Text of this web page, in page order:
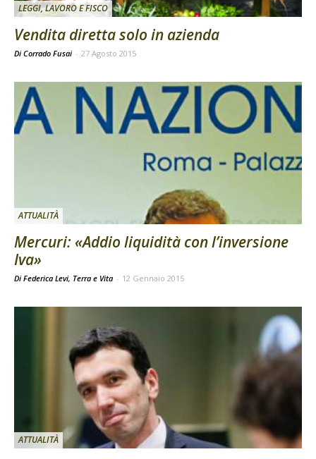
LEGGI, LAVORO E FISCO
Vendita diretta solo in azienda
Di Corrado Fusai - 27 Agosto 2015
ATTUALITÀ
Mercuri: «Addio liquidità con l’inversione
Iva»
Di Federica Levi, Terra e Vita - 12 Gennaio 2015
ATTUALITÀ